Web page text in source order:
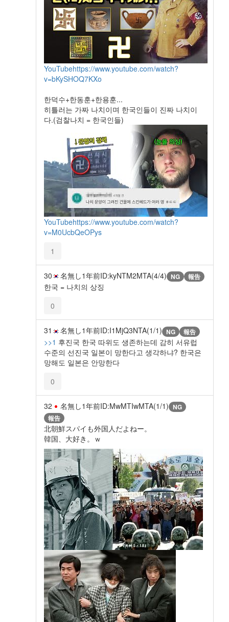
YouTubehttps://www.youtube.com/watch?
v=bKySHOQ7KXo
한덕수+한동훈+한용훈...
히틀러는 가짜 나치이며 한국인들이 진짜 나치이
다.(검찰나치 = 한국인들)
YouTubehttps://www.youtube.com/watch?
v=M0UcbQeOPys
1
30 名無し1年前ID:kyNTM2MTA(4/4) NG 報告
한국 = 나치의 상징
0
31 名無し1年前ID:I1MjQ3NTA(1/1) NG 報告
>>1 후진국 한국 따위도 생존하는데 감히 서유럽
수준의 선진국 일본이 망한다고 생각하냐? 한국은
망해도 일본은 안망한다
0
32 名無し1年前ID:MwMTIwMTA(1/1) NG
報告
北朝鮮スパイも外国人だよねー。
韓国、大好き。ｗ